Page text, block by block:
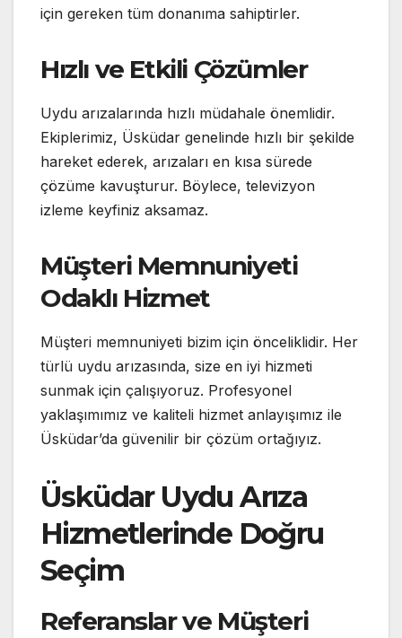
için gereken tüm donanıma sahiptirler.
Hızlı ve Etkili Çözümler
Uydu arızalarında hızlı müdahale önemlidir.
Ekiplerimiz, Üsküdar genelinde hızlı bir şekilde
hareket ederek, arızaları en kısa sürede
çözüme kavuşturur. Böylece, televizyon
izleme keyfiniz aksamaz.
Müşteri Memnuniyeti
Odaklı Hizmet
Müşteri memnuniyeti bizim için önceliklidir. Her
türlü uydu arızasında, size en iyi hizmeti
sunmak için çalışıyoruz. Profesyonel
yaklaşımımız ve kaliteli hizmet anlayışımız ile
Üsküdar’da güvenilir bir çözüm ortağıyız.
Üsküdar Uydu Arıza
Hizmetlerinde Doğru
Seçim
Referanslar ve Müşteri